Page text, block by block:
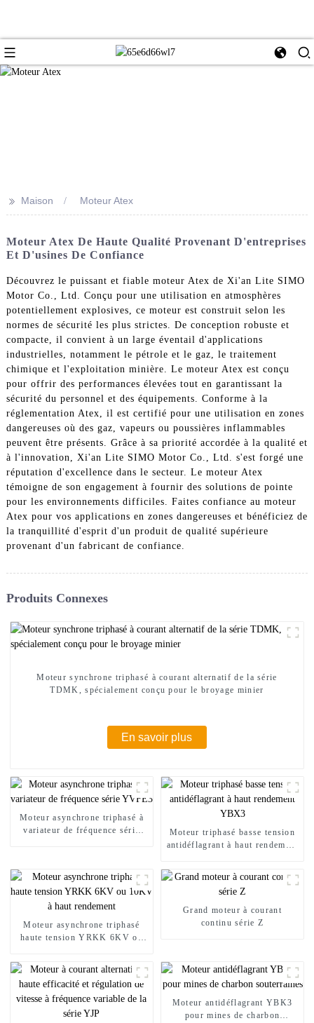
>> Maison Moteur Atex
Moteur Atex De Haute Qualité Provenant D'entreprises
Et D'usines De Confiance
Découvrez le puissant et fiable moteur Atex de Xi'an Lite SIMO
Motor Co., Ltd. Conçu pour une utilisation en atmosphères
potentiellement explosives, ce moteur est construit selon les
normes de sécurité les plus strictes. De conception robuste et
compacte, il convient à un large éventail d'applications
industrielles, notamment le pétrole et le gaz, le traitement
chimique et l'exploitation minière. Le moteur Atex est conçu
pour offrir des performances élevées tout en garantissant la
sécurité du personnel et des équipements. Conforme à la
réglementation Atex, il est certifié pour une utilisation en zones
dangereuses où des gaz, vapeurs ou poussières inflammables
peuvent être présents. Grâce à sa priorité accordée à la qualité et
à l'innovation, Xi'an Lite SIMO Motor Co., Ltd. s'est forgé une
réputation d'excellence dans le secteur. Le moteur Atex
témoigne de son engagement à fournir des solutions de pointe
pour les environnements difficiles. Faites confiance au moteur
Atex pour vos applications en zones dangereuses et bénéficiez de
la tranquillité d'esprit d'un produit de qualité supérieure
provenant d'un fabricant de confiance.
Produits Connexes
Moteur synchrone triphasé à courant alternatif de la série
TDMK, spécialement conçu pour le broyage minier
En savoir plus
Moteur asynchrone triphasé à
variateur de fréquence série
Moteur triphasé basse tension
antidéflagrant à haut rendement
Moteur asynchrone triphasé
haute tension YRKK 6KV ou
Grand moteur à courant
continu série Z
Moteur antidéflagrant YBK3
pour mines de charbon